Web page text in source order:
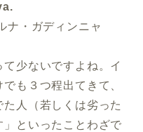
ナ・ガディンニャ
少ないですよね。イ
も３つ程出てきて、
人（若しくは劣った
」といったことわざで